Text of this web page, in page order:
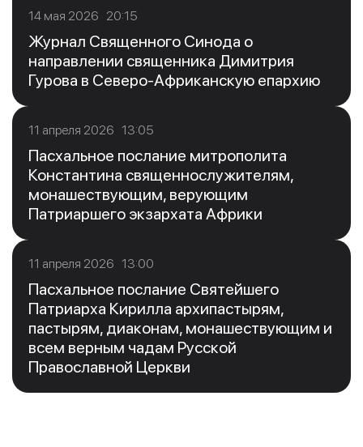
14 мая 2026 20:15
Журнал Священного Синода о
направлении священника Димитрия
Гурова в Северо-Африканскую епархию
11 апреля 2026 13:05
Пасхальное послание митрополита
Константина священнослужителям,
монашествующим, верующим
Патриаршего экзархата Африки
11 апреля 2026 13:00
Пасхальное послание Святейшего
Патриарха Кирилла архипастырям,
пастырям, диаконам, монашествующим и
всем верным чадам Русской
Православной Церкви